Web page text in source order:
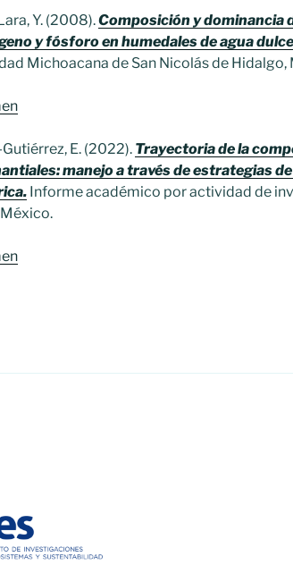
Y. (2008).Composición y dominancia
y fósforo en humedales de agua
Michoacana de San Nicolás de Hidalgo,
E. (2022). Trayectoria de la
manejo a través de estrategias
Informe académico por actividad de